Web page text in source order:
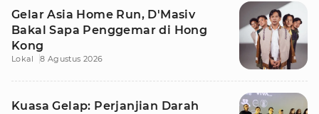
Gelar Asia Home Run, D'Masiv
Bakal Sapa Penggemar di Hong
Kong
Lokal 8 Agustus 2026
Kuasa Gelap: Perjanjian Darah